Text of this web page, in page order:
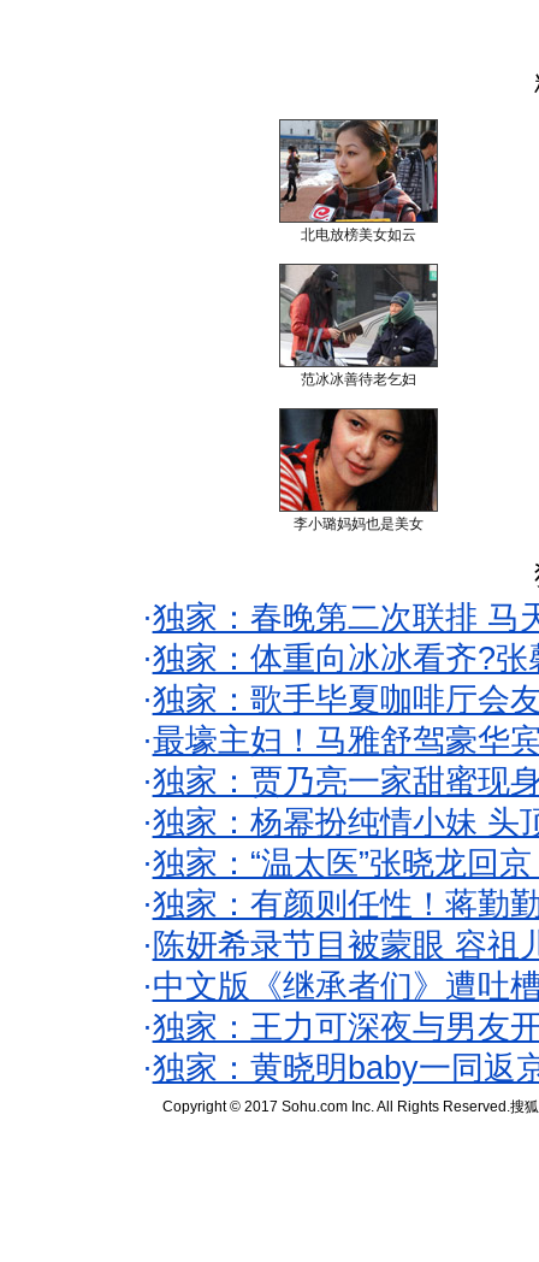
北电放榜美女如云
范冰冰善待老乞妇
李小璐妈妈也是美女
·独家：春晚第二次联排 马
·独家：体重向冰冰看齐?
·独家：歌手毕夏咖啡厅会
·最壕主妇！马雅舒驾豪华
·独家：贾乃亮一家甜蜜现
·独家：杨幂扮纯情小妹 头
·独家：“温太医”张晓龙回
·独家：有颜则任性！蒋勤
· 陈妍希录节目被蒙眼 容祖
·中文版《继承者们》遭吐
·独家：王力可深夜与男友
·独家：黄晓明baby一同返
Copyright © 2017 Sohu.com Inc. All Rights Reserved.搜